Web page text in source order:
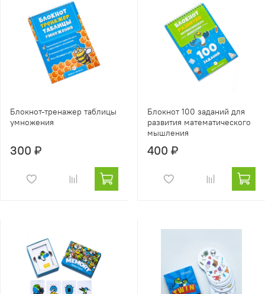
Блокнот-тренажер таблицы
умножения
300 ₽
Блокнот 100 заданий для
развития математического
мышления
400 ₽